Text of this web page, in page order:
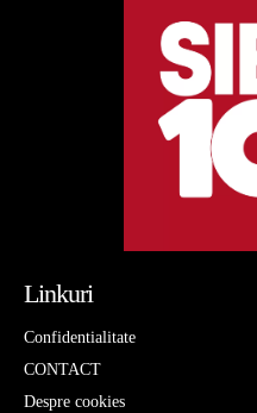
Linkuri
Confidentialitate
CONTACT
Despre cookies